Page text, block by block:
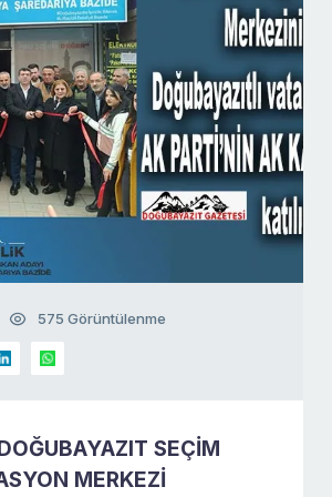
575 Görüntülenme
SEÇİM
MERKEZİ